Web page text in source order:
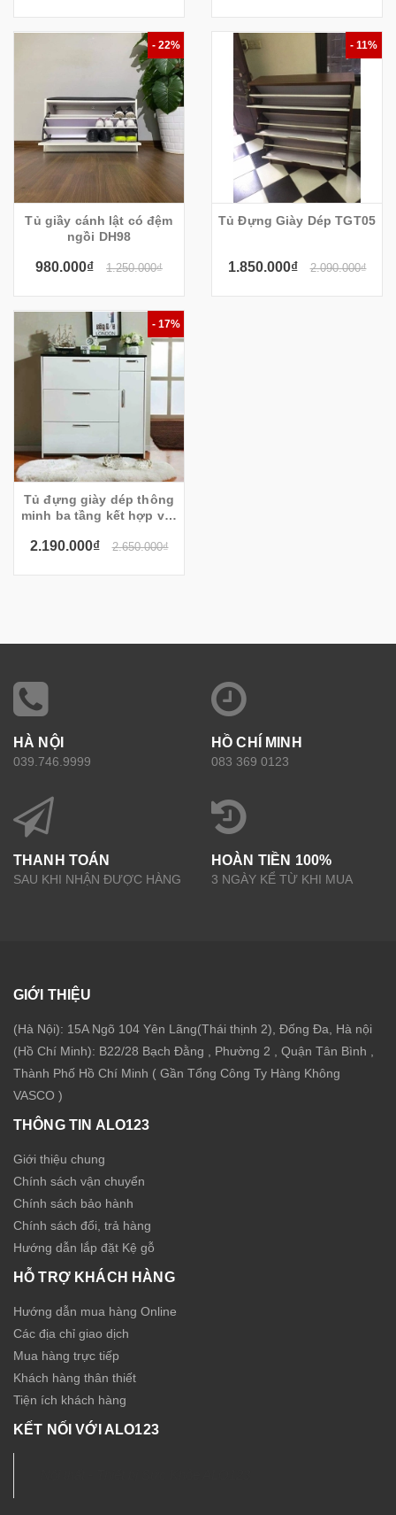
- 22%
Tủ giầy cánh lật có đệm
ngồi DH98
980.000₫ 1.250.000₫
- 11%
Tủ Đựng Giày Dép TGT05
1.850.000₫ 2.090.000₫
- 17%
Tủ đựng giày dép thông
minh ba tầng kết hợp với
2.190.000₫ 2.650.000₫
HÀ NỘI
039.746.9999
HỒ CHÍ MINH
083 369 0123
THANH TOÁN
SAU KHI NHẬN ĐƯỢC HÀNG
HOÀN TIỀN 100%
3 NGÀY KỂ TỪ KHI MUA
GIỚI THIỆU
(Hà Nội): 15A Ngõ 104 Yên Lãng(Thái thịnh 2), Đống Đa, Hà nội
(Hồ Chí Minh): B22/28 Bạch Đằng , Phường 2 , Quận Tân Bình ,
Thành Phố Hồ Chí Minh ( Gần Tổng Công Ty Hàng Không
VASCO )
THÔNG TIN ALO123
Giới thiệu chung
Chính sách vận chuyển
Chính sách bảo hành
Chính sách đổi, trả hàng
Hướng dẫn lắp đặt Kệ gỗ
HỖ TRỢ KHÁCH HÀNG
Hướng dẫn mua hàng Online
Các địa chỉ giao dịch
Mua hàng trực tiếp
Khách hàng thân thiết
Tiện ích khách hàng
KẾT NỐI VỚI ALO123